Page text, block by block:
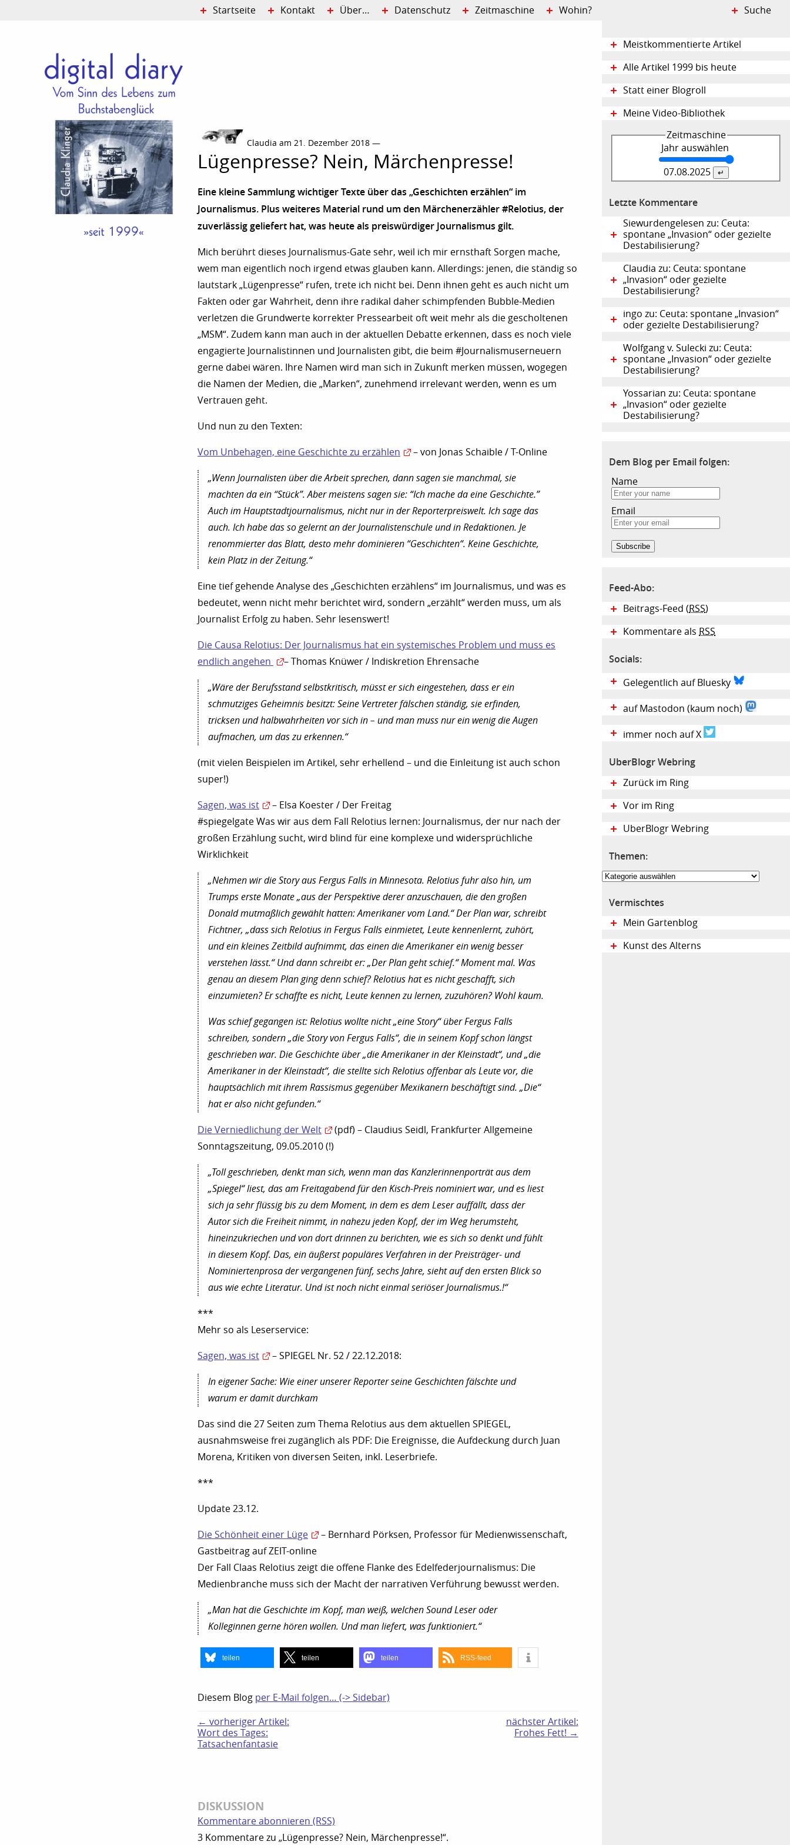
Claudia am 21. Dezember 2018 —
Lügenpresse? Nein, Märchenpresse!
Eine kleine Sammlung wichtiger Texte über das „Geschichten erzählen“ im
Journalismus. Plus weiteres Material rund um den Märchenerzähler #Relotius, der
zuverlässig geliefert hat, was heute als preiswürdiger Journalismus gilt.
Mich berührt dieses Journalismus-Gate sehr, weil ich mir ernsthaft Sorgen mache,
wem man eigentlich noch irgend etwas glauben kann. Allerdings: jenen, die ständig so
lautstark „Lügenpresse“ rufen, trete ich nicht bei. Denn ihnen geht es auch nicht um
Fakten oder gar Wahrheit, denn ihre radikal daher schimpfenden Bubble-Medien
verletzen die Grundwerte korrekter Pressearbeit oft weit mehr als die gescholtenen
„MSM“. Zudem kann man auch in der aktuellen Debatte erkennen, dass es noch viele
engagierte Journalistinnen und Journalisten gibt, die beim #Journalismuserneuern
gerne dabei wären. Ihre Namen wird man sich in Zukunft merken müssen, wogegen
die Namen der Medien, die „Marken“, zunehmend irrelevant werden, wenn es um
Vertrauen geht.
Und nun zu den Texten:
Vom Unbehagen, eine Geschichte zu erzählen – von Jonas Schaible / T-Online
„Wenn Journalisten über die Arbeit sprechen, dann sagen sie manchmal, sie
machten da ein “Stück”. Aber meistens sagen sie: “Ich mache da eine Geschichte.”
Auch im Hauptstadtjournalismus, nicht nur in der Reporterpreiswelt. Ich sage das
auch. Ich habe das so gelernt an der Journalistenschule und in Redaktionen. Je
renommierter das Blatt, desto mehr dominieren “Geschichten“. Keine Geschichte,
kein Platz in der Zeitung.“
Eine tief gehende Analyse des „Geschichten erzählens“ im Journalismus, und was es
bedeutet, wenn nicht mehr berichtet wird, sondern „erzählt“ werden muss, um als
Journalist Erfolg zu haben. Sehr lesenswert!
Die Causa Relotius: Der Journalismus hat ein systemisches Problem und muss es
endlich angehen
– Thomas Knüwer / Indiskretion Ehrensache
„Wäre der Berufsstand selbstkritisch, müsst er sich eingestehen, dass er ein
schmutziges Geheimnis besitzt: Seine Vertreter fälschen ständig, sie erfinden,
tricksen und halbwahrheiten vor sich in – und man muss nur ein wenig die Augen
aufmachen, um das zu erkennen.“
(mit vielen Beispielen im Artikel, sehr erhellend – und die Einleitung ist auch schon
super!)
Sagen, was ist
– Elsa Koester / Der Freitag
#spiegelgate Was wir aus dem Fall Relotius lernen: Journalismus, der nur nach der
großen Erzählung sucht, wird blind für eine komplexe und widersprüchliche
Wirklichkeit
„Nehmen wir die Story aus Fergus Falls in Minnesota. Relotius fuhr also hin, um
Trumps erste Monate „aus der Perspektive derer anzuschauen, die den großen
Donald mutmaßlich gewählt hatten: Amerikaner vom Land.“ Der Plan war, schreibt
Fichtner, „dass sich Relotius in Fergus Falls einmietet, Leute kennenlernt, zuhört,
und ein kleines Zeitbild aufnimmt, das einen die Amerikaner ein wenig besser
verstehen lässt.“ Und dann schreibt er: „Der Plan geht schief.“ Moment mal. Was
genau an diesem Plan ging denn schief? Relotius hat es nicht geschafft, sich
einzumieten? Er schaffte es nicht, Leute kennen zu lernen, zuzuhören? Wohl kaum.
Was schief gegangen ist: Relotius wollte nicht „eine Story“ über Fergus Falls
schreiben, sondern „die Story von Fergus Falls“, die in seinem Kopf schon längst
geschrieben war. Die Geschichte über „die Amerikaner in der Kleinstadt“, und „die
Amerikaner in der Kleinstadt“, die stellte sich Relotius offenbar als Leute vor, die
hauptsächlich mit ihrem Rassismus gegenüber Mexikanern beschäftigt sind. „Die“
hat er also nicht gefunden.“
Die Verniedlichung der Welt
(pdf) – Claudius Seidl, Frankfurter Allgemeine
Sonntagszeitung, 09.05.2010 (!)
„Toll geschrieben, denkt man sich, wenn man das Kanzlerinnenporträt aus dem
„Spiegel“ liest, das am Freitagabend für den Kisch-Preis nominiert war, und es liest
sich ja sehr flüssig bis zu dem Moment, in dem es dem Leser auffällt, dass der
Autor sich die Freiheit nimmt, in nahezu jeden Kopf, der im Weg herumsteht,
hineinzukriechen und von dort drinnen zu berichten, wie es sich so denkt und fühlt
in diesem Kopf. Das, ein äußerst populäres Verfahren in der Preisträger- und
Nominiertenprosa der vergangenen fünf, sechs Jahre, sieht auf den ersten Blick so
aus wie echte Literatur. Und ist noch nicht einmal seriöser Journalismus.!“
***
Mehr so als Leserservice:
Sagen, was ist – SPIEGEL Nr. 52 / 22.12.2018:
In eigener Sache: Wie einer unserer Reporter seine Geschichten fälschte und
warum er damit durchkam
Das sind die 27 Seiten zum Thema Relotius aus dem aktuellen SPIEGEL,
ausnahmsweise frei zugänglich als PDF: Die Ereignisse, die Aufdeckung durch Juan
Morena, Kritiken von diversen Seiten, inkl. Leserbriefe.
***
Update 23.12.
Die Schönheit einer Lüge
– Bernhard Pörksen, Professor für Medienwissenschaft,
Gastbeitrag auf ZEIT-online
Der Fall Claas Relotius zeigt die offene Flanke des Edelfederjournalismus: Die
Medienbranche muss sich der Macht der narrativen Verführung bewusst werden.
„Man hat die Geschichte im Kopf, man weiß, welchen Sound Leser oder
Kolleginnen gerne hören wollen. Und man liefert, was funktioniert.“
teilen teilen teilen RSS-feed
Diesem Blog per E-Mail folgen… (-> Sidebar)
← vorheriger Artikel:
Wort des Tages:
Tatsachenfantasie
nächster Artikel:
Frohes Fett! →
DISKUSSION
Kommentare abonnieren (RSS)
3 Kommentare zu „Lügenpresse? Nein, Märchenpresse!“.
Suche
Startseite Kontakt Über… Datenschutz Zeitmaschine Wohin?
Meistkommentierte Artikel
Alle Artikel 1999 bis heute
Statt einer Blogroll
Meine Video-Bibliothek
Zeitmaschine
Jahr auswählen
07.08.2025
Letzte Kommentare
Siewurdengelesen zu: Ceuta:
spontane „Invasion“ oder gezielte
Destabilisierung?
Claudia zu: Ceuta: spontane
„Invasion“ oder gezielte
Destabilisierung?
ingo zu: Ceuta: spontane „Invasion“
oder gezielte Destabilisierung?
Wolfgang v. Sulecki zu: Ceuta:
spontane „Invasion“ oder gezielte
Destabilisierung?
Yossarian zu: Ceuta: spontane
„Invasion“ oder gezielte
Destabilisierung?
Dem Blog per Email folgen:
Name
Email
Feed-Abo:
Beitrags-Feed (RSS)
Kommentare als RSS
Socials:
Gelegentlich auf Bluesky
auf Mastodon (kaum noch)
immer noch auf X
UberBlogr Webring
Zurück im Ring
Vor im Ring
UberBlogr Webring
Themen:
Themen:
Vermischtes
Mein Gartenblog
Kunst des Alterns